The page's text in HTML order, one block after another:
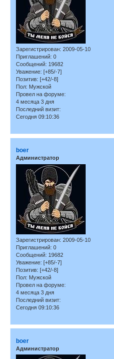
Зарегистрирован: 2009-05-10
Приглашений: 0
Сообщений: 19682
Уважение: [+85/-7]
Позитив: [+42/-8]
Пол: Мужской
Провел на форуме:
4 месяца 3 дня
Последний визит:
Сегодня 09:10:36
boer
Администратор
Зарегистрирован: 2009-05-10
Приглашений: 0
Сообщений: 19682
Уважение: [+85/-7]
Позитив: [+42/-8]
Пол: Мужской
Провел на форуме:
4 месяца 3 дня
Последний визит:
Сегодня 09:10:36
boer
Администратор